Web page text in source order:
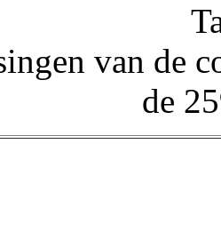
van de
de